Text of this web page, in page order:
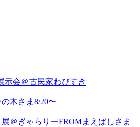
示会＠古民家わびすき
木さま8/20〜
＠ぎゃらりーFROMまえばしさま